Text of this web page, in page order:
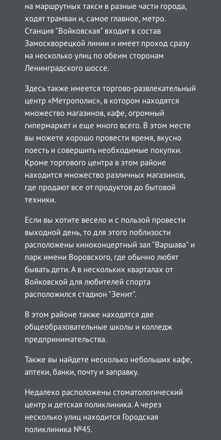
на маршрутных такси в разные части города,
ходят трамваи и, самое главное, метро.
Станция "Войковская" входит в состав
Замоскворецкой линии и имеет проход сразу
на несколько улиц по обеим сторонам
Ленинградского шоссе.
Здесь также имеется торгово-развлекательный
центр «Метрополис», в котором находятся
множество магазинов, кафе, огромный
гипермаркет и еще много всего. В этом месте
вы можете хорошо провести время, вкусно
поесть и совершить необходимые покупки.
Кроме торгового центра в этом районе
находится множество различных магазинов,
где продают все от продуктов до бытовой
техники.
Если вы хотите весело и с пользой провести
выходной день, то для этого поблизости
расположены киноконцертный зал "Варшава" и
парк имени Воровского, где обычно любят
бывать дети. А в нескольких кварталах от
Войковской для любителей спорта
расположился стадион "Зенит".
В этом районе также находятся две
общеобразовательные школы и колледж
предпринимательства.
Также вы найдете несколько небольших кафе,
аптеки, банки, почту и заправку.
Недалеко расположены стоматологический
центр и детская поликлиника. А через
несколько улиц находится Городская
поликлиника №45.